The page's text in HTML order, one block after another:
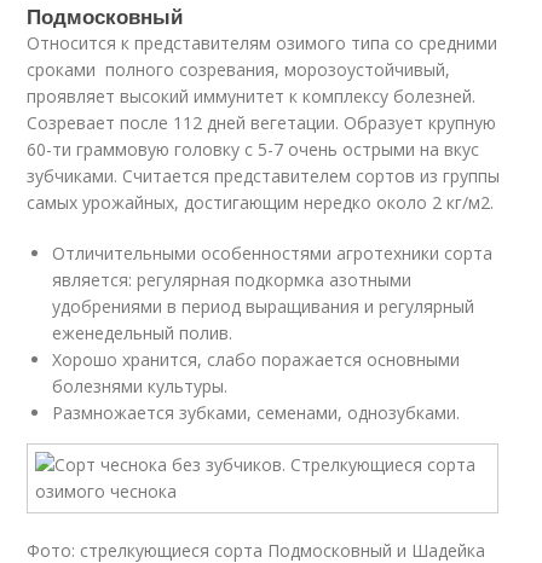
Подмосковный
Относится к представителям озимого типа со средними
сроками полного созревания, морозоустойчивый,
проявляет высокий иммунитет к комплексу болезней.
Созревает после 112 дней вегетации. Образует крупную
60-ти граммовую головку с 5-7 очень острыми на вкус
зубчиками. Считается представителем сортов из группы
самых урожайных, достигающим нередко около 2 кг/м2.
Отличительными особенностями агротехники сорта
является: регулярная подкормка азотными
удобрениями в период выращивания и регулярный
еженедельный полив.
Хорошо хранится, слабо поражается основными
болезнями культуры.
Размножается зубками, семенами, однозубками.
Фото: стрелкующиеся сорта Подмосковный и Шадейка